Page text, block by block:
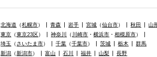
北海道 （札幌市） 青森 岩手 宮城 （仙台市） 秋田 山
東京 （東京23区） 神奈川 （ 川崎市 ・横浜市 ・相模原市）
埼玉
（さいたま市） 千葉 （千葉市） 茨城 栃木
群馬
新潟 （新潟市） 富山 石川 福井 山梨
長野